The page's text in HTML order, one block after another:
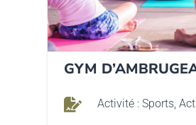
GYM
 Activité : Sports,